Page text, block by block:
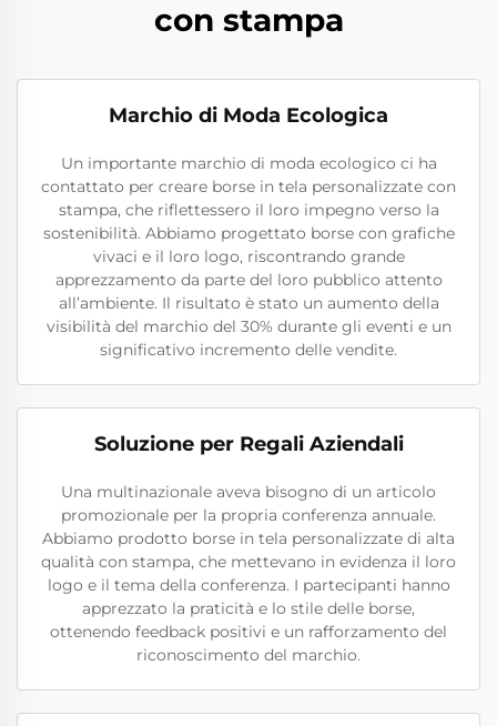
con stampa
Marchio di Moda Ecologica
Un importante marchio di moda ecologico ci ha
contattato per creare borse in tela personalizzate con
stampa, che riflettessero il loro impegno verso la
sostenibilità. Abbiamo progettato borse con grafiche
vivaci e il loro logo, riscontrando grande
apprezzamento da parte del loro pubblico attento
all’ambiente. Il risultato è stato un aumento della
visibilità del marchio del 30% durante gli eventi e un
significativo incremento delle vendite.
Soluzione per Regali Aziendali
Una multinazionale aveva bisogno di un articolo
promozionale per la propria conferenza annuale.
Abbiamo prodotto borse in tela personalizzate di alta
qualità con stampa, che mettevano in evidenza il loro
logo e il tema della conferenza. I partecipanti hanno
apprezzato la praticità e lo stile delle borse,
ottenendo feedback positivi e un rafforzamento del
riconoscimento del marchio.